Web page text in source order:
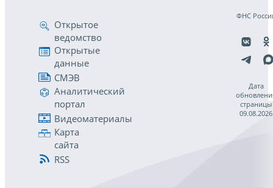
Открытое
ведомство
Открытые
данные
СМЭВ
Аналитический
портал
Видеоматериалы
Карта
сайта
RSS
ФНС
Дата
страницы
09.08.2026